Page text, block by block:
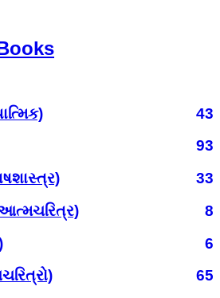
43
93
33
8
6
65